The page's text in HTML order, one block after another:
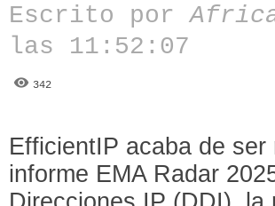
Escrito por
las 11:52:07
342
EfficientIP acaba de
informe EMA Radar